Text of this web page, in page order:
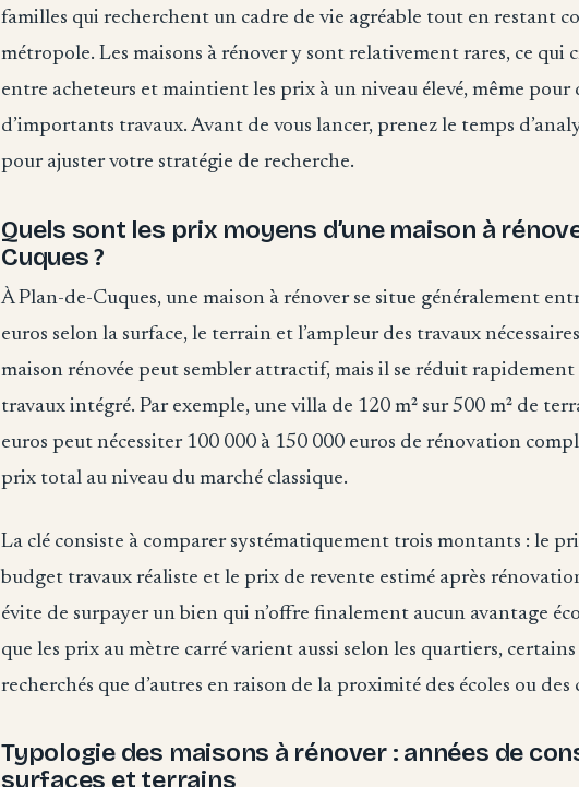
familles qui recherchent un cadre de vie agréable tout en restant
métropole. Les maisons à rénover y sont relativement rares, ce qui
entre acheteurs et maintient les prix à un niveau élevé, même pour
d’importants travaux. Avant de vous lancer, prenez le temps
pour ajuster votre stratégie de recherche.
Quels sont les prix moyens d’une maison à
Cuques ?
À Plan-de-Cuques, une maison à rénover se situe généralement
euros selon la surface, le terrain et l’ampleur des travaux
maison rénovée peut sembler attractif, mais il se réduit rapidement
travaux intégré. Par exemple, une villa de 120 m² sur 500 m² de
euros peut nécessiter 100 000 à 150 000 euros de rénovation
prix total au niveau du marché classique.
La clé consiste à comparer systématiquement trois montants : le
budget travaux réaliste et le prix de revente estimé après
évite de surpayer un bien qui n’offre finalement aucun avantage
que les prix au mètre carré varient aussi selon les quartiers,
recherchés que d’autres en raison de la proximité des écoles ou des
Typologie des maisons à rénover : années de
surfaces et terrains